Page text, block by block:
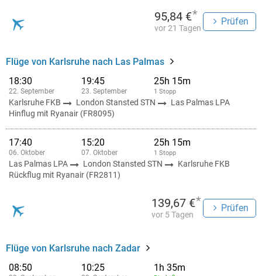
95,84 €*
vor 21 Tagen
Prüfen
Flüge von Karlsruhe nach Las Palmas
18:30
22. September
19:45
23. September
25h 15m
1 Stopp
Karlsruhe FKB London Stansted STN
Las Palmas LPA
Hinflug mit Ryanair (FR8095)
17:40
06. Oktober
15:20
07. Oktober
25h 15m
1 Stopp
Las Palmas LPA London Stansted STN
Karlsruhe FKB
Rückflug mit Ryanair (FR2811)
139,67 €*
vor 5 Tagen
Prüfen
Flüge von Karlsruhe nach Zadar
08:50
10:25 1h 35m